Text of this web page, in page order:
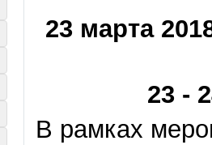
23 марта
23 -
В рамках